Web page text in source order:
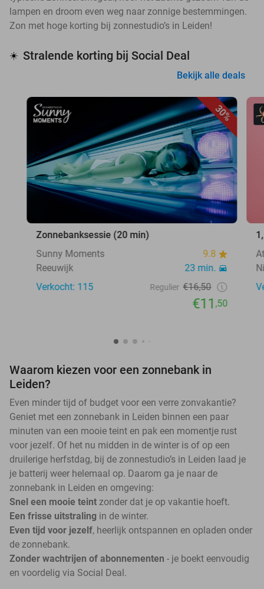
lampen en droom even weg naar zonnige bestemmingen.
Zon met hoge korting bij zonnestudio’s in Leiden!
☀️ Stralende korting bij Social Deal
Bekijk alle deals
30%
Zonnebanksessie (20 min)
Sunny Moments
9.8
Reeuwijk
23 min.
Verkocht: 115
Regulier €16,50
€11,50
Waarom kiezen voor een zonnebank in
Leiden?
Even minder tijd of budget voor een verre zonvakantie?
Geniet met een zonnebank in Leiden binnen een paar
minuten van een mooie teint en pak een momentje rust
voor jezelf. Of het nu midden in de winter is of op een
druilerige herfstdag, bij de zonnestudio’s in Leiden laad je
je batterij weer helemaal op. Daarom ga je naar de
zonnebank in Leiden en omgeving:
Snel een mooie teint zonder dat je op vakantie hoeft.
Een frisse uitstraling in de winter.
Even tijd voor jezelf, heerlijk ontspannen en opladen onder
de zonnebank.
Zonder wachtrijen of abonnementen - je boekt eenvoudig
en voordelig via Social Deal.